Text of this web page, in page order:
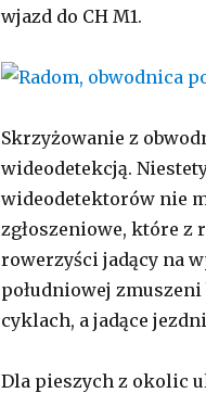
wjazd do CH M1.
Skrzyżowanie z
wideodetekcją.
wideodetektorów nie
zgłoszeniowe, które z
rowerzyści jadący na
południowej
cyklach, a jadące
Dla pieszych z okolic